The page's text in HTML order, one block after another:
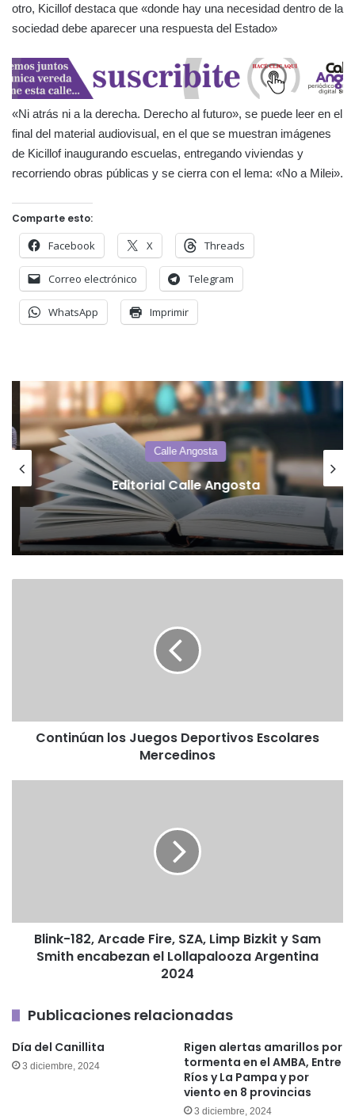
otro, Kicillof destaca que «donde hay una necesidad dentro de la
sociedad debe aparecer una respuesta del Estado»
«Ni atrás ni a la derecha. Derecho al futuro», se puede leer en el
final del material audiovisual, en el que se muestran imágenes
de Kicillof inaugurando escuelas, entregando viviendas y
recorriendo obras públicas y se cierra con el lema: «No a Milei».
Comparte esto:
Facebook X Threads
Correo electrónico Telegram
WhatsApp Imprimir
Calle Angosta
Editorial Calle Angosta
Continúan los Juegos Deportivos Escolares
Mercedinos
Sam
Smith
encabezan
2024
Blink-182, Arcade Fire, SZA, Limp Bizkit y Sam
Smith encabezan el Lollapalooza Argentina
2024
Publicaciones relacionadas
Día del Canillita
3 diciembre, 2024
Rigen alertas amarillos por
tormenta en el AMBA, Entre
Ríos y La Pampa y por
viento en 8 provincias
3 diciembre, 2024